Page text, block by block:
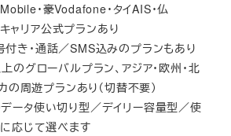
・豪Vodafone・タイAIS・仏
ャリア公式プランあり
き・通話／SMS込みのプランもあり
のグローバルプラン、アジア・欧州・北
の周遊プランあり（切替不要）
ータ使い切り型／デイリー容量型／使
応じて選べます